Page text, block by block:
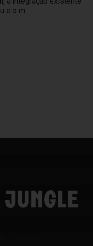
e o m